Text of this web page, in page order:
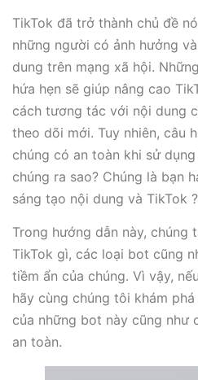
TikTok đã trở thành chủ đề
những người có ảnh hưởng
dung trên mạng xã hội.
hứa hẹn sẽ giúp nâng cao
cách tương tác với nội dung
theo dõi mới. Tuy nhiên, câu
chúng có an toàn khi sử
chúng ra sao? Chúng là bạn
sáng tạo nội dung và TikTok ?
Trong hướng dẫn này, chúng
TikTok gì, các loại bot cũng
tiềm ẩn của chúng. Vì vậy,
hãy cùng chúng tôi khám
của những bot này cũng như
an toàn.